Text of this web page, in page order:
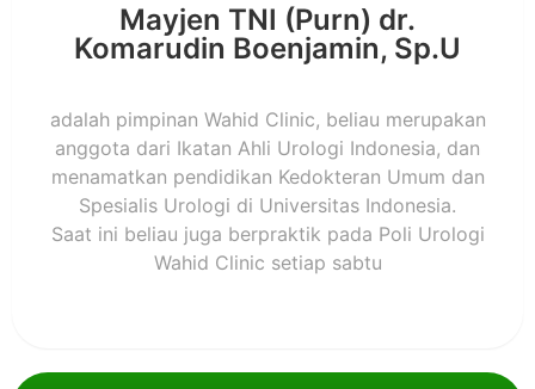
Mayjen TNI (Purn) dr.
Komarudin Boenjamin, Sp.U
adalah pimpinan Wahid Clinic, beliau merupakan
anggota dari Ikatan Ahli Urologi Indonesia, dan
menamatkan pendidikan Kedokteran Umum dan
Spesialis Urologi di Universitas Indonesia.
Saat ini beliau juga berpraktik pada Poli Urologi
Wahid Clinic setiap sabtu